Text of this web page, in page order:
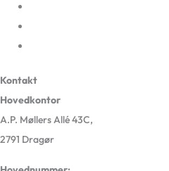
Kontakt
Hovedkontor
A.P. Møllers Allé 43C,
2791 Dragør